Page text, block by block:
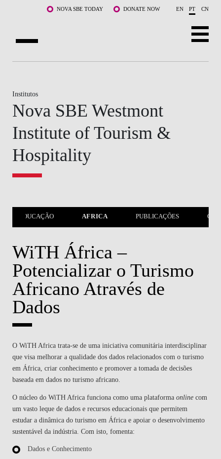
Saltar para o conteúdo principalNOVA SBE TODAY DONATE NOW EN PT CN
CURSOS
DOCENTES E INVESTIGAÇÃO
COMUNIDADE
LIFE AT NOVA SBE
Institutos
Nova SBE Westmont
Institute of Tourism &
Hospitality
EDUCAÇÃO AFRICA PUBLICAÇÕES
WiTH África –
Potencializar o Turismo
Africano Através de
Dados
O WiTH Africa trata-se de uma iniciativa comunitária interdisciplinar
que visa melhorar a qualidade dos dados relacionados com o turismo
em África, criar conhecimento e promover a tomada de decisões
baseada em dados no turismo africano.
O núcleo do WiTH Africa funciona como uma plataforma online com
um vasto leque de dados e recursos educacionais que permitem
estudar a dinâmica do turismo em África e apoiar o desenvolvimento
sustentável da indústria. Com isto, fomenta:
Dados e Conhecimento